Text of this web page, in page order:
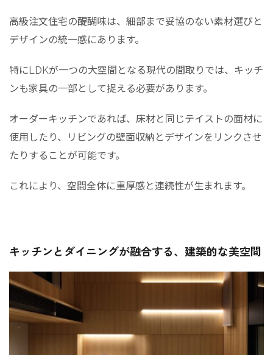
高級注文住宅の醍醐味は、細部まで妥協のない素材選びと
デザインの統一感にあります。
特にLDKが一つの大空間となる現代の間取りでは、キッチ
ンも家具の一部として捉える必要があります。
オーダーキッチンであれば、床材と同じテイストの面材に
使用したり、リビングの壁面収納とデザインをリンクさせ
たりすることが可能です。
これにより、空間全体に重厚感と連続性が生まれます。
キッチンとダイニングが融合する、建築的な美空間